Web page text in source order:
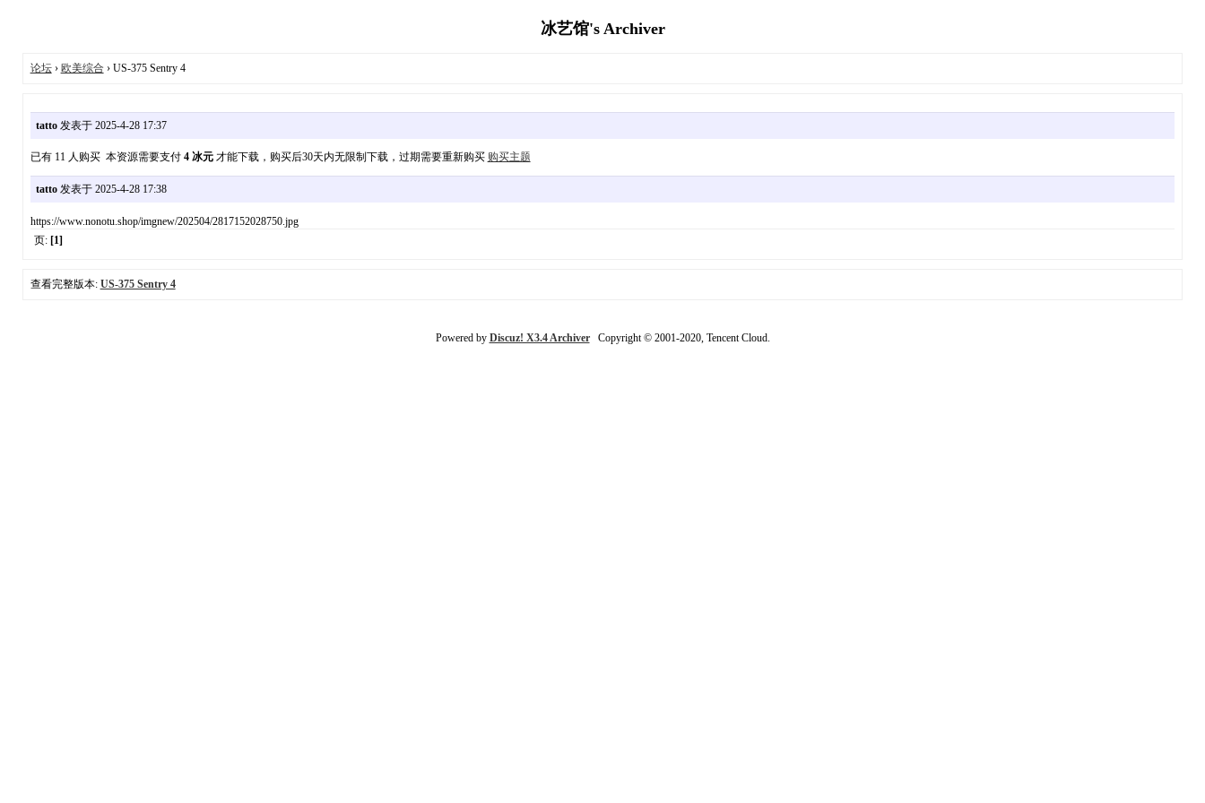
冰艺馆's Archiver
论坛› 欧美综合 › US-375 Sentry 4
tatto发表于 2025-4-28 17:37
已有 11 人购买 本资源需要支付 4 冰元才能下载，购买后30天内无限制下载，过期需要重新购买 购买主题
tatto发表于 2025-4-28 17:38
https://www.nonotu.shop/imgnew/202504/2817152028750.jpg
页: [1]
查看完整版本: US-375 Sentry 4
Powered by Discuz! X3.4 ArchiverCopyright © 2001-2020, Tencent Cloud.